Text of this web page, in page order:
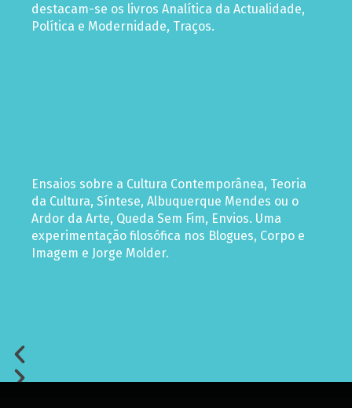
destacam-se os livros Analítica da Actualidade,
Política e Modernidade, Traços.
Ensaios sobre a Cultura Contemporânea, Teoria
da Cultura, Síntese, Albuquerque Mendes ou o
Ardor da Arte, Queda Sem Fim, Envios. Uma
experimentação filosófica nos Blogues, Corpo e
Imagem e Jorge Molder.